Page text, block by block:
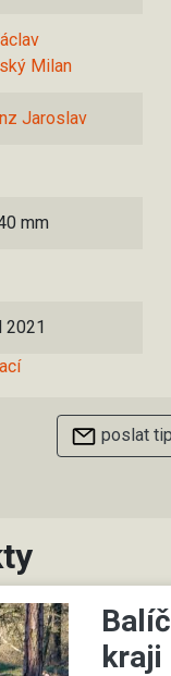
Milan
Jaroslav
mm
2021
poslat
kraji